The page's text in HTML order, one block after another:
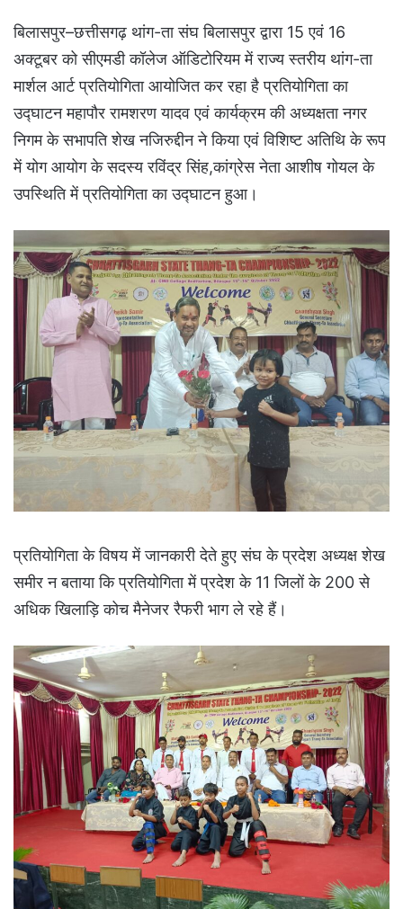
बिलासपुर–छत्तीसगढ़ थांग-ता संघ बिलासपुर द्वारा 15 एवं 16
अक्टूबर को सीएमडी कॉलेज ऑडिटोरियम में राज्य स्तरीय थांग-ता
मार्शल आर्ट प्रतियोगिता आयोजित कर रहा है प्रतियोगिता का
उद्घाटन महापौर रामशरण यादव एवं कार्यक्रम की अध्यक्षता नगर
निगम के सभापति शेख नजिरुद्दीन ने किया एवं विशिष्ट अतिथि के रूप
में योग आयोग के सदस्य रविंद्र सिंह,कांग्रेस नेता आशीष गोयल के
उपस्थिति में प्रतियोगिता का उद्घाटन हुआ।
प्रतियोगिता के विषय में जानकारी देते हुए संघ के प्रदेश अध्यक्ष शेख
समीर न बताया कि प्रतियोगिता में प्रदेश के 11 जिलों के 200 से
अधिक खिलाड़ि कोच मैनेजर रैफरी भाग ले रहे हैं।